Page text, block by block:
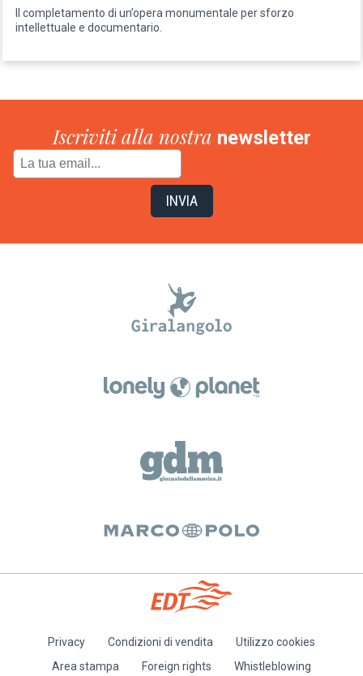
Il completamento di un’opera monumentale per sforzo
intellettuale e documentario.
Iscriviti alla nostra newsletter
Privacy Condizioni di vendita
Utilizzo cookies
Area stampa
Foreign rights Whistleblowing